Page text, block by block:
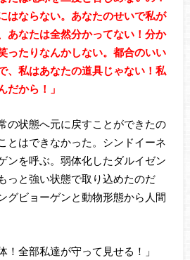
はならない。あなたのせいで私が
あなたは全然分かってない！分か
ったりなんかしない。都合のいい
、私はあなたの道具じゃない！私
だから！」
の状態へ元に戻すことができたの
とはできなかった。シンドイーネ
ンを呼ぶ。弱体化したダルイゼン
っと強い状態で取り込めたのだ
グビョーゲンと動物形態から人間
！全部私達が守って見せる！」